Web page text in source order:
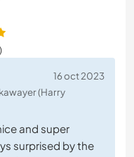
16 oct 2023
(Harry
and super
surprised by the